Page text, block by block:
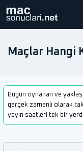
Maçlar Hangi
Bugün oynanan ve
gerçek zamanlı olarak
yayın saatleri tek bir